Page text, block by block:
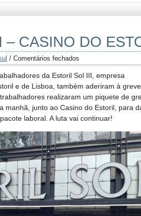
– CASINO DO
/ Comentários fechados
da Estoril Sol III, empresa
e de Lisboa, também aderiram à
realizaram um piquete de
manhã, junto ao Casino do Estoril, para
laboral. A luta vai continuar!